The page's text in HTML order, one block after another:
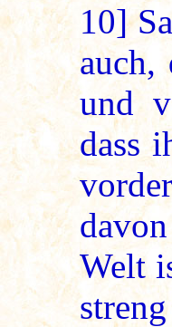
10]
auch,
und
dass
Welt